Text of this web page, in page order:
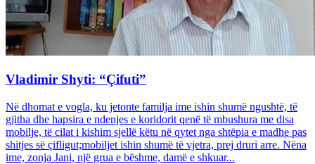
Vladimir Shyti: “Çifuti”
Në dhomat e vogla, ku jetonte familja ime ishin shumë ngushtë, të
gjitha dhe hapsira e ndenjes e koridorit qenë të mbushura me disa
mobilje, të cilat i kishim sjellë këtu në qytet nga shtëpia e madhe pas
shitjes së çifligut;mobiljet ishin shumë të vjetra, prej druri arre. Nëna
ime, zonja Jani, një grua e bëshme, damë e shkuar...